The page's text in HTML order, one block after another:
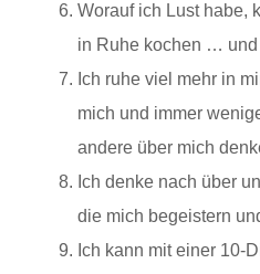
Worauf ich Lust habe,
in Ruhe kochen …
Ich ruhe viel mehr in
mich und immer
andere über mich
Ich denke nach über
die mich begeistern
Ich kann mit einer 10-